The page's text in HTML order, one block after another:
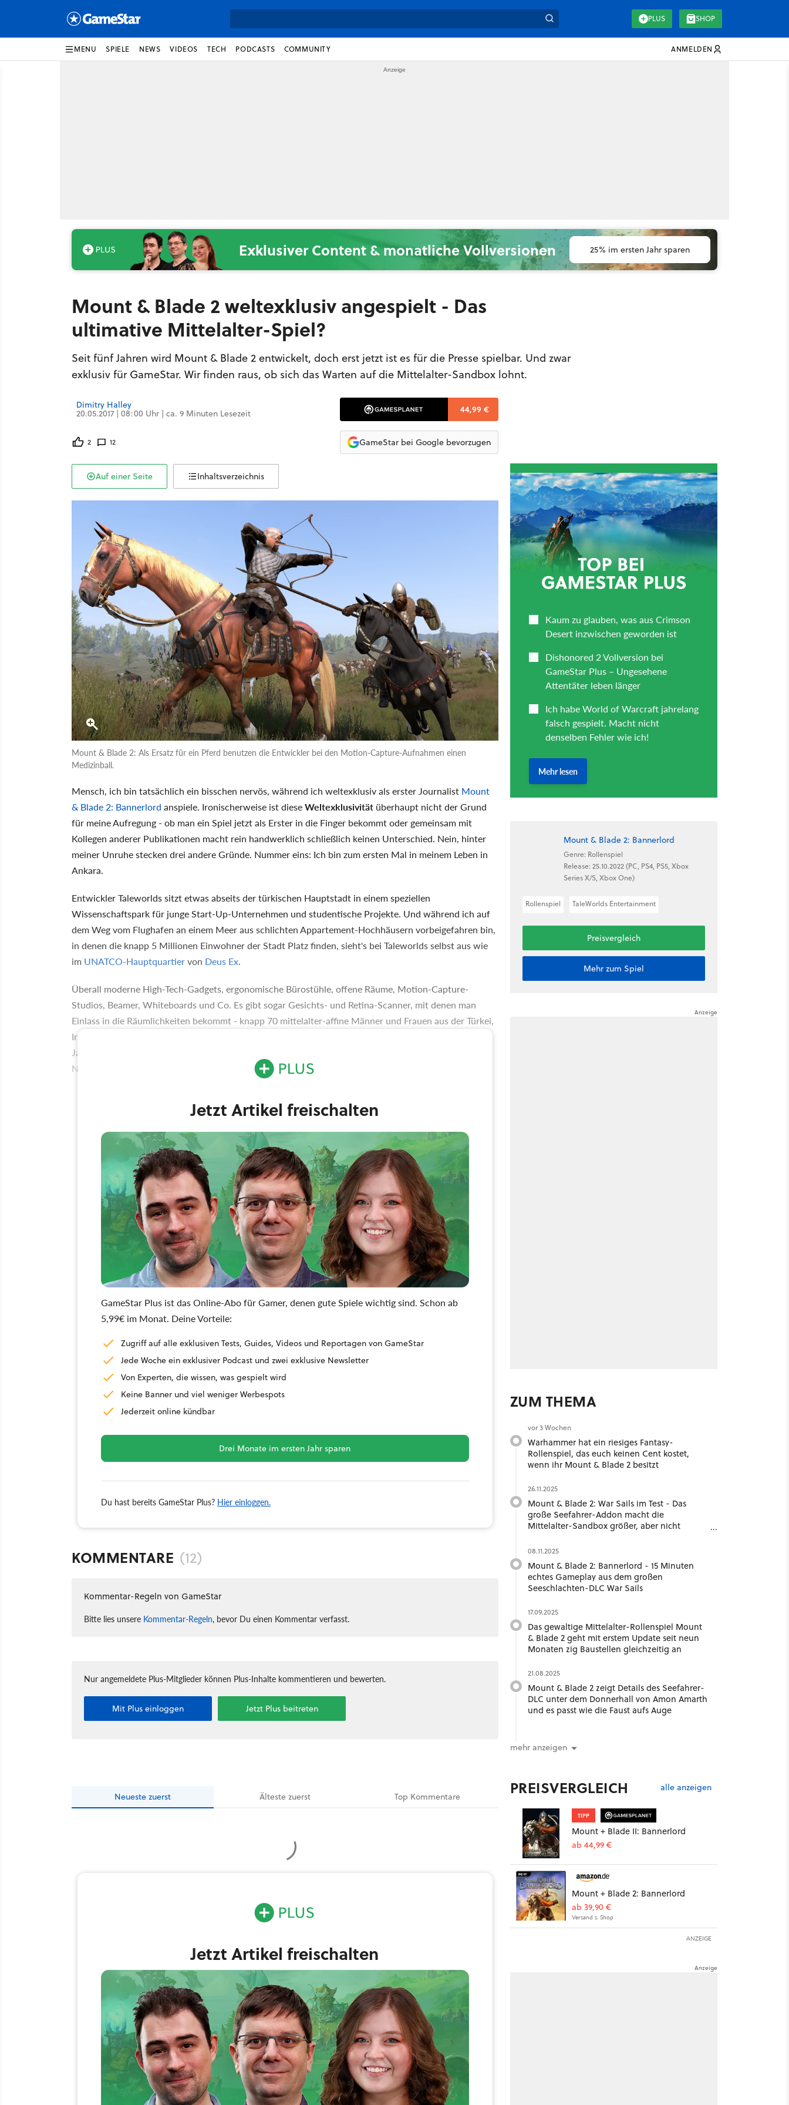
PLUS SHOP
MENU SPIELE NEWS VIDEOS TECH PODCASTS COMMUNITY ANMELDEN
Exklusiver Content & monatliche Vollversionen 25% im ersten Jahr sparen
Mount & Blade 2 weltexklusiv angespielt - Das
ultimative Mittelalter-Spiel?
Seit fünf Jahren wird Mount & Blade 2 entwickelt, doch erst jetzt ist es für die Presse spielbar. Und zwar
exklusiv für GameStar. Wir finden raus, ob sich das Warten auf die Mittelalter-Sandbox lohnt.
Dimitry Halley
20.05.2017 | 08:00 Uhr | ca. 9 Minuten Lesezeit
2 12
44,99 €
GameStar bei Google bevorzugen
Auf einer Seite Inhaltsverzeichnis
Mount & Blade 2: Als Ersatz für ein Pferd benutzen die Entwickler bei den Motion-Capture-Aufnahmen einen
Medizinball.
Mensch, ich bin tatsächlich ein bisschen nervös, während ich weltexklusiv als erster Journalist Mount
& Blade 2: Bannerlord anspiele. Ironischerweise ist dieseWeltexklusivität überhaupt nicht der Grund
für meine Aufregung - ob man ein Spiel jetzt als Erster in die Finger bekommt oder gemeinsam mit
Kollegen anderer Publikationen macht rein handwerklich schließlich keinen Unterschied. Nein, hinter
meiner Unruhe stecken drei andere Gründe. Nummer eins: Ich bin zum ersten Mal in meinem Leben in
Ankara.
Entwickler Taleworlds sitzt etwas abseits der türkischen Hauptstadt in einem speziellen
Wissenschaftspark für junge Start-Up-Unternehmen und studentische Projekte. Und während ich auf
dem Weg vom Flughafen an einem Meer aus schlichten Appartement-Hochhäusern vorbeigefahren bin,
in denen die knapp 5 Millionen Einwohner der Stadt Platz finden, sieht's bei Taleworlds selbst aus wie
im UNATCO-Hauptquartiervon Deus Ex.
Überall moderne High-Tech-Gadgets, ergonomische Bürostühle, offene Räume, Motion-Capture-
Studios, Beamer, Whiteboards und Co. Es gibt sogar Gesichts- und Retina-Scanner, mit denen man
Einlass in die Räumlichkeiten bekommt - knapp 70 mittelalter-affine Männer und Frauen aus der Türkei,
Indien, Großbritannien und Schweden werkeln hier seit 2012 an Mount & Blade 2: Bannerlord. Fünf
Jahre Entwicklungszeit bis zur ersten spielbaren Version sind eine ordentliche Zeit - und da liegt Grund
Nummer zwei für meine
Jetzt Artikel freischalten
GameStar Plus ist das Online-Abo für Gamer, denen gute Spiele wichtig sind. Schon ab
5,99€ im Monat. Deine Vorteile:
Zugriff auf alle exklusiven Tests, Guides, Videos und Reportagen von GameStar
Jede Woche ein exklusiver Podcast und zwei exklusive Newsletter
Von Experten, die wissen, was gespielt wird
Keine Banner und viel weniger Werbespots
Jederzeit online kündbar
Drei Monate im ersten Jahr sparen
Du hast bereits GameStar Plus? Hier einloggen.
KOMMENTARE (12)
Kommentar-Regeln von GameStar
Bitte lies unsere Kommentar-Regeln, bevor Du einen Kommentar verfasst.
Nur angemeldete Plus-Mitglieder können Plus-Inhalte kommentieren und bewerten.
Mit Plus einloggen Jetzt Plus beitreten
Neueste zuerst Ältestezuerst Top Kommentare
Jetzt Artikel freischalten
Mount & Blade 2: Bannerlord
Genre: Rollenspiel
Release: 25.10.2022 (PC, PS4, PS5, Xbox
Series X/S, Xbox One)
Rollenspiel TaleWorlds Entertainment
Preisvergleich
Mehr zum Spiel
ZUM THEMA
vor 3 Wochen
Warhammer hat ein riesiges Fantasy-
Rollenspiel, das euch keinen Cent kostet,
wenn ihr Mount & Blade 2 besitzt
26.11.2025
Mount & Blade 2: War Sails im Test - Das
große Seefahrer-Addon macht die
Mittelalter-Sandbox größer, aber nicht
08.11.2025
Mount & Blade 2: Bannerlord - 15 Minuten
echtes Gameplay aus dem großen
Seeschlachten-DLC War Sails
17.09.2025
Das gewaltige Mittelalter-Rollenspiel Mount
& Blade 2 geht mit erstem Update seit neun
Monaten zig Baustellen gleichzeitig an
21.08.2025
Mount & Blade 2 zeigt Details des Seefahrer-
DLC unter dem Donnerhall von Amon Amarth
und es passt wie die Faust aufs Auge
mehr anzeigen
PREISVERGLEICH alle anzeigen
TIPP
Mount + Blade II: Bannerlord
ab 44,99 €
Mount + Blade 2: Bannerlord
ab 39,90 €
Versand s. Shop
ANZEIGE